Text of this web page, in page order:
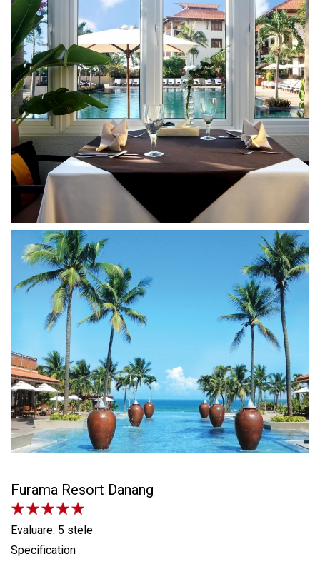
Furama Resort Danang
Evaluare: 5 stele
Specification